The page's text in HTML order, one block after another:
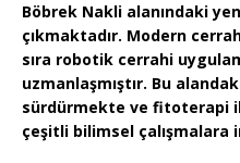
Böbrek Nakli alanındaki
çıkmaktadır. Modern
sıra robotik cerrahi
uzmanlaşmıştır. Bu
sürdürmekte ve fitoterapi
çeşitli bilimsel çalışmalara